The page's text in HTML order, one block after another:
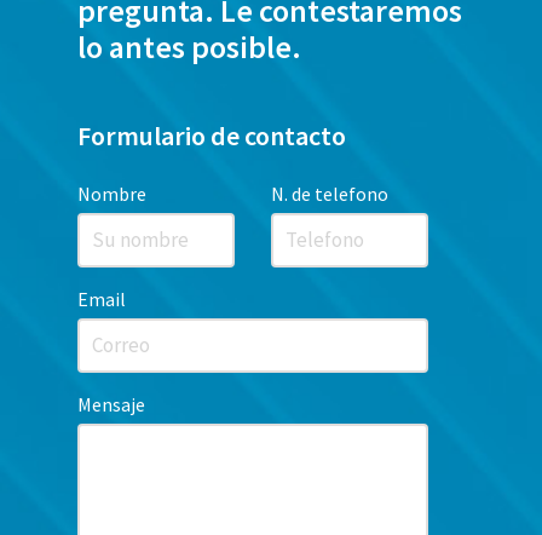
soluciones adaptadas a tus
necesidades. Si tu vivienda
disfrutar de nuestros
asesoramiento
personalizado y encontrar la
mejor cobertura para tu
vivienda.
pregunta. Le contestaremos
lo antes posible.
Formulario de contacto
Nombre N. de telefono
Email
Mensaje